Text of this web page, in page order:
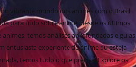
vibrante mundo dos animes com o Brasil
para tudo sobre anime, desde os últimos
temos análises aprofundadas e guias
entusiasta experiente de anime ou esteja
temos tudo o que precisa! Explore os